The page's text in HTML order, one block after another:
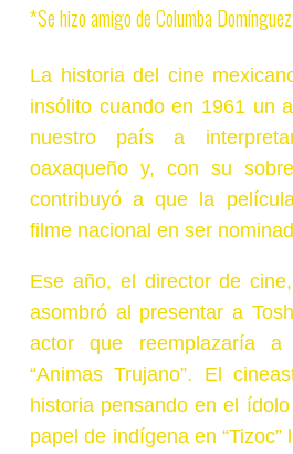
*Se hizo amigo de Columba
La historia del cine
insólito cuando en 1961 un
nuestro país a
oaxaqueño y, con su
contribuyó a que la
filme nacional en ser
Ese año, el director de
asombró al presentar a
actor que reemplazaría
“Animas Trujano”. El
historia pensando en el
papel de indígena en